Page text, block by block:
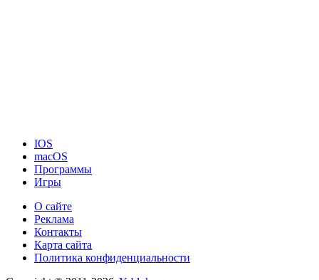
IOS
macOS
Программы
Игры
О сайте
Реклама
Контакты
Карта сайта
Политика конфиденциальности